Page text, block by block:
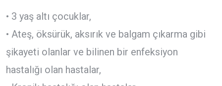
• 3 yaş altı çocuklar,
• Ateş, öksürük, aksırık ve balgam çıkarma gibi
şikayeti olanlar ve bilinen bir enfeksiyon
hastalığı olan hastalar,